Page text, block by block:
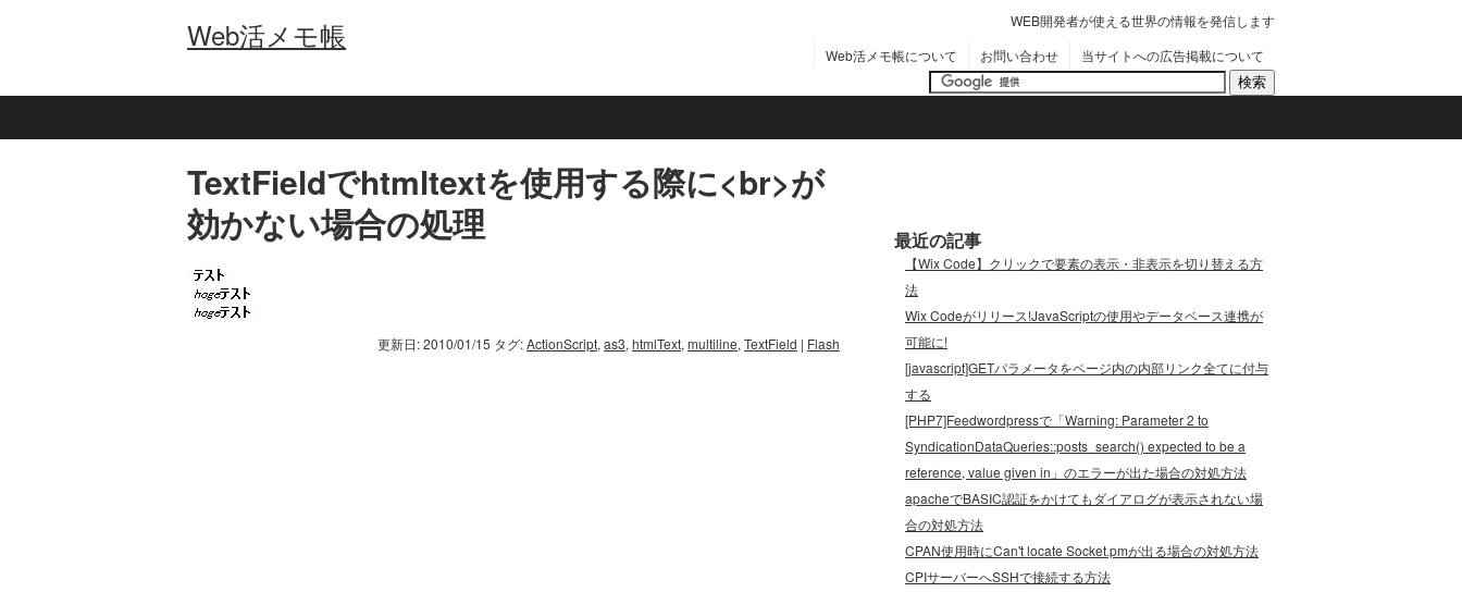
Web活メモ帳
WEB開発者が使える世界の情報を発信します
Web活メモ帳について
お問い合わせ 当サイトへの広告掲載について
TextFieldでhtmltextを使用する際に<br>が
効かない場合の処理
更新日: 2010/01/15 タグ:ActionScript, as3, htmlText, multiline, TextField | Flash
最近の記事
【Wix Code】クリックで要素の表示・非表示を切り替える方
法
Wix Codeがリリース!JavaScriptの使用やデータベース連携が
可能に!
[javascript]GETパラメータをページ内の内部リンク全てに付与
する
[PHP7]Feedwordpressで「Warning: Parameter 2 to
SyndicationDataQueries::posts_search() expected to be a
reference, value given in」のエラーが出た場合の対処方法
apacheでBASIC認証をかけてもダイアログが表示されない場
合の対処方法
CPAN使用時にCan't locate Socket.pmが出る場合の対処方法
CPIサーバーへSSHで接続する方法